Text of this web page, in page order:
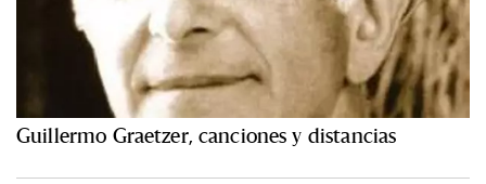
Guillermo Graetzer, canciones y distancias